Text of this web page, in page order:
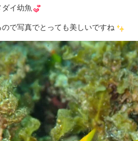
イ幼魚
で写真でとっても美しいですね